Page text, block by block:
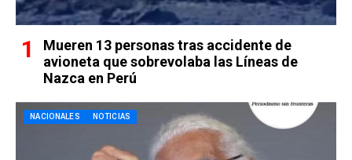
Mueren 13 personas tras accidente de
avioneta que sobrevolaba las Líneas de
Nazca en Perú
NACIONALES NOTICIAS